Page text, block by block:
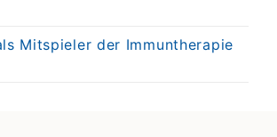
Mitspieler der Immuntherapie